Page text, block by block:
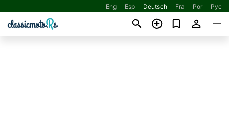
Eng Esp Deutsch Fra Por Рус